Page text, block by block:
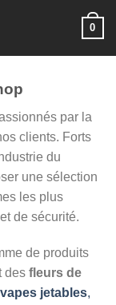
0
par la
clients. Forts
du
une sélection
les plus
de sécurité.
de produits
des fleurs de
vapes jetables,